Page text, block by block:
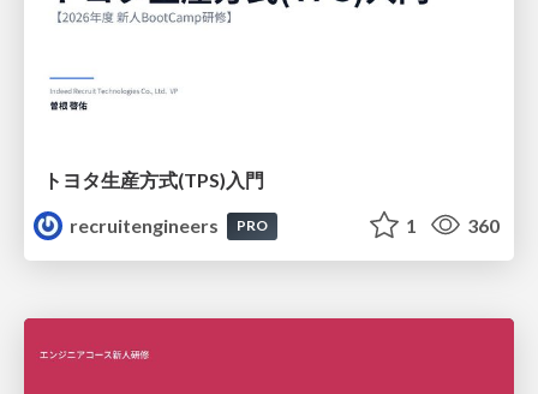
トヨタ⽣産⽅式(TPS)⼊⾨
recruitengineers
PRO 1 360